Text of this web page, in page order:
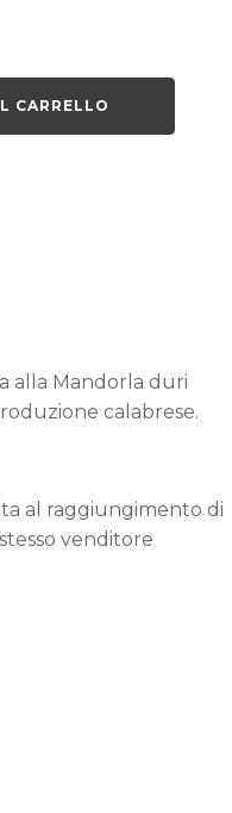
CARRELLO
alla Mandorla duri
calabrese.
al raggiungimento di
venditore